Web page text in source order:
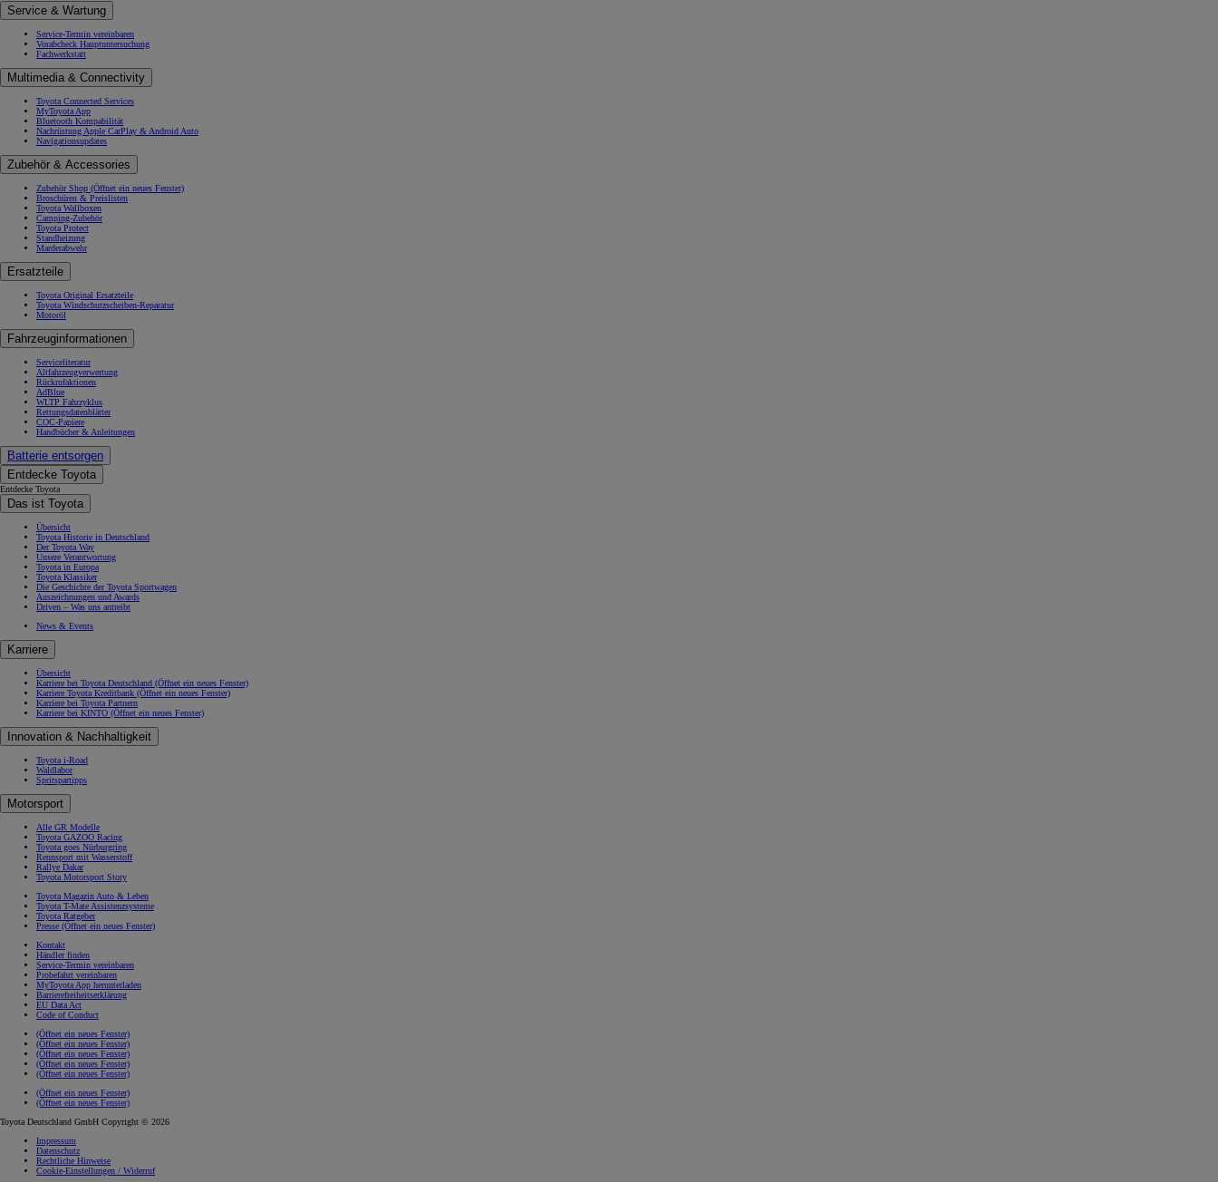
Service & Wartung
Service-Termin vereinbaren
Vorabcheck Hauptuntersuchung
Fachwerkstatt
Multimedia & Connectivity
Toyota Connected Services
MyToyota App
Bluetooth Kompabilität
Nachrüstung Apple CarPlay & Android Auto
Navigationsupdates
Zubehör & Accessories
Zubehör Shop (Öffnet ein neues Fenster)
Broschüren & Preislisten
Toyota Wallboxen
Camping-Zubehör
Toyota Protect
Standheizung
Marderabwehr
Ersatzteile
Toyota Original Ersatzteile
Toyota Windschutzscheiben-Reparatur
Motoröl
Fahrzeuginformationen
Serviceliteratur
Altfahrzeugverwertung
Rückrufaktionen
AdBlue
WLTP Fahrzyklus
Rettungsdatenblätter
COC-Papiere
Handbücher & Anleitungen
Batterie entsorgen
Entdecke Toyota
Entdecke Toyota
Das ist Toyota
Übersicht
Toyota Historie in Deutschland
Der Toyota Way
Unsere Verantwortung
Toyota in Europa
Toyota Klassiker
Die Geschichte der Toyota Sportwagen
Auszeichnungen und Awards
Driven – Was uns antreibt
News & Events
Karriere
Übersicht
Karriere bei Toyota Deutschland (Öffnet ein neues Fenster)
Karriere Toyota Kreditbank (Öffnet ein neues Fenster)
Karriere bei Toyota Partnern
Karriere bei KINTO (Öffnet ein neues Fenster)
Innovation & Nachhaltigkeit
Toyota i-Road
Waldlabor
Spritspartipps
Motorsport
Alle GR Modelle
Toyota GAZOO Racing
Toyota goes Nürburgring
Rennsport mit Wasserstoff
Rallye Dakar
Toyota Motorsport Story
Toyota Magazin Auto & Leben
Toyota T-Mate Assistenzsysteme
Toyota Ratgeber
Presse (Öffnet ein neues Fenster)
Kontakt
Händler finden
Service-Termin vereinbaren
Probefahrt vereinbaren
MyToyota App herunterladen
Barrierefreiheitserklärung
EU Data Act
Code of Conduct
(Öffnet ein neues Fenster)
(Öffnet ein neues Fenster)
(Öffnet ein neues Fenster)
(Öffnet ein neues Fenster)
(Öffnet ein neues Fenster)
(Öffnet ein neues Fenster)
(Öffnet ein neues Fenster)
Toyota Deutschland GmbH Copyright © 2026
Impressum
Datenschutz
Rechtliche Hinweise
Cookie-Einstellungen / Widerruf